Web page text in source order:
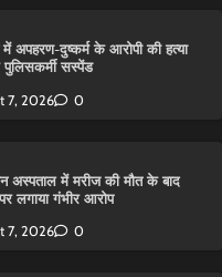
अपहरण-दुष्कर्म के आरोपी की हत्या
पुलिसकर्मी सस्पेंड
7, 2026 0
अस्पताल में मरीज की मौत के बाद
लगाया गंभीर आरोप
7, 2026 0